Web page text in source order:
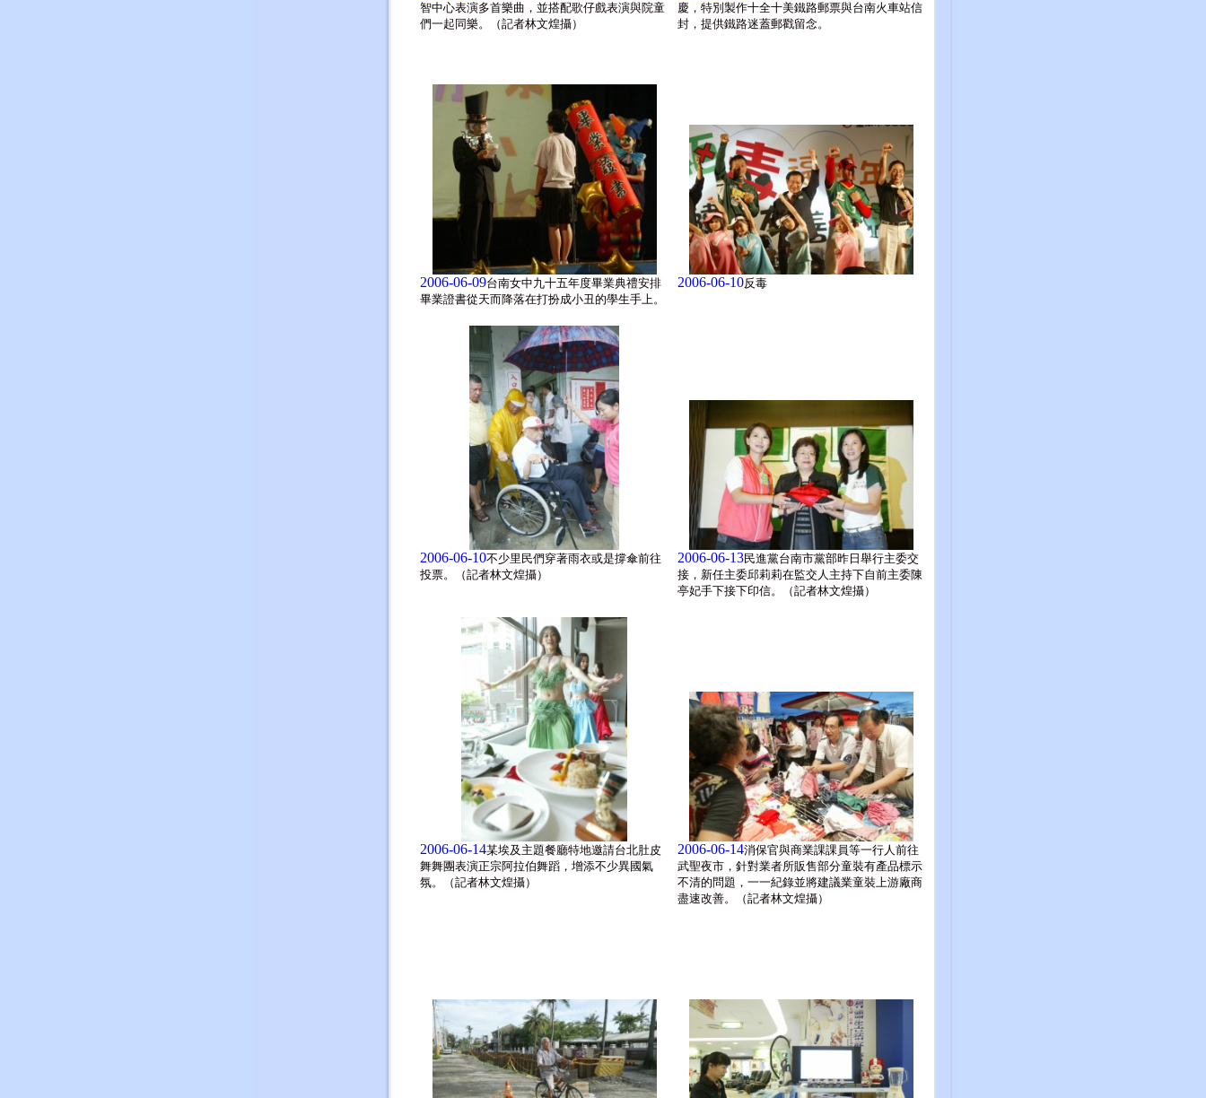
智中心表演多首樂曲，並搭配歌仔戲表演與院童
們一起同樂。（記者林文煌攝）
慶，特別製作十全十美鐵路郵票與台南火車站信
封，提供鐵路迷蓋郵戳留念。
2006-06-09台南女中九十五年度畢業典禮安排
畢業證書從天而降落在打扮成小丑的學生手上。
2006-06-10反毒
2006-06-10不少里民們穿著雨衣或是撐傘前往
投票。（記者林文煌攝）
2006-06-13民進黨台南市黨部昨日舉行主委交
接，新任主委邱莉莉在監交人主持下自前主委陳
亭妃手下接下印信。（記者林文煌攝）
2006-06-14某埃及主題餐廳特地邀請台北肚皮
舞舞團表演正宗阿拉伯舞蹈，增添不少異國氣
氛。（記者林文煌攝）
2006-06-14消保官與商業課課員等一行人前往
武聖夜市，針對業者所販售部分童裝有產品標示
不清的問題，一一紀錄並將建議業童裝上游廠商
盡速改善。（記者林文煌攝）